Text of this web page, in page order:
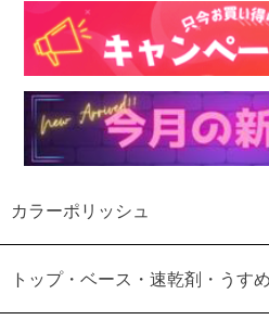
カラーポリッシュ
トップ・ベース・速乾剤・うす